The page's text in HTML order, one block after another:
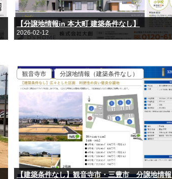
【分譲地情報in 本大町 建築条件なし】
2026-02-12
観音寺市 分譲地情報（建築条件なし）
【建築条件なし】観音寺市・三豊市 分譲地情報